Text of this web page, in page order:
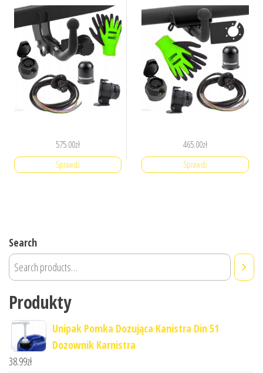
575.00zł
Sprawdź
465.00zł
Sprawdź
Search
Produkty
Unipak Pomka Dozująca Kanistra Din 51
Dozownik Karnistra
38.99zł